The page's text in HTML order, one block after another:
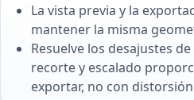
La vista previa y la
mantener la misma
Resuelve los desajustes
recorte y escalado
exportar, no con